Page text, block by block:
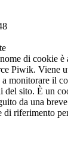
di cookie è
Piwik. Viene
monitorare il
del sito. È un
da una
di riferimento